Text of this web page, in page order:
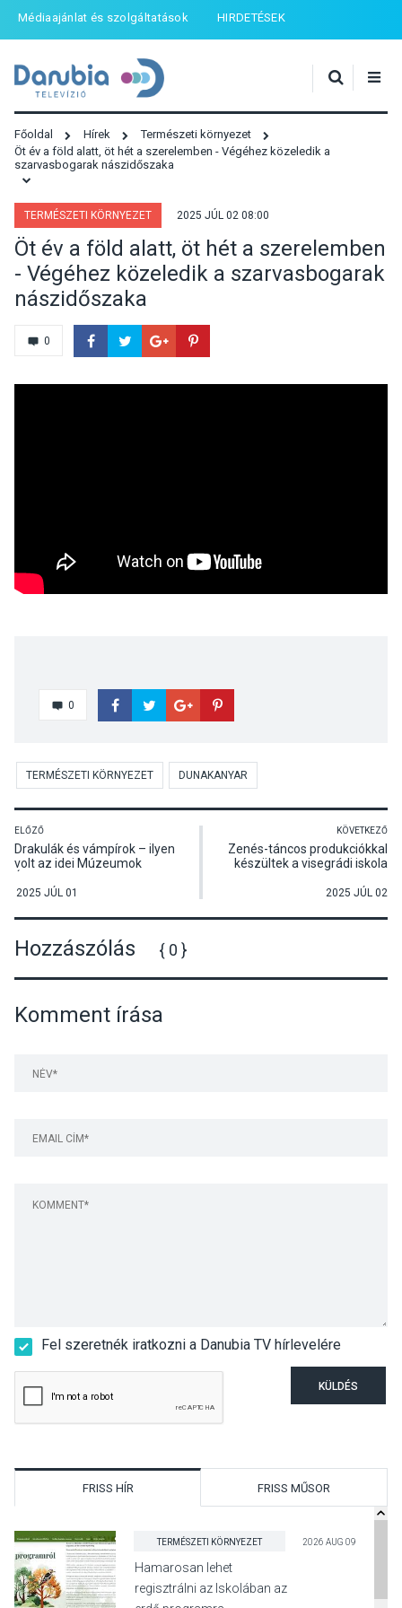
Médiaajánlat és szolgáltatások HIRDETÉSEK
Főoldal Hírek
Természeti környezet
Öt év a föld alatt, öt hét a szerelemben - Végéhez közeledik a
szarvasbogarak nászidőszaka
TERMÉSZETI KÖRNYEZET 2025 JÚL 02 08:00
Öt év a föld alatt, öt hét a szerelemben
- Végéhez közeledik a szarvasbogarak
nászidőszaka
0
0
TERMÉSZETI KÖRNYEZET DUNAKANYAR
ELŐZŐ
Drakulák és vámpírok – ilyen
volt az idei Múzeumok
2025 JÚL 01
KÖVETKEZŐ
Zenés-táncos produkciókkal
készültek a visegrádi iskola
2025 JÚL 02
Hozzászólás { 0 }
Komment írása
Fel szeretnék iratkozni a Danubia TV hírlevelére
KÜLDÉS
FRISS HÍR FRISS MŰSOR
TERMÉSZETI KÖRNYEZET 2026 AUG 09
Hamarosan lehet
regisztrálni az Iskolában az